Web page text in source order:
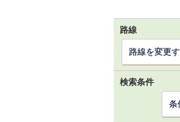
路線
路線を変更
検索条件
条